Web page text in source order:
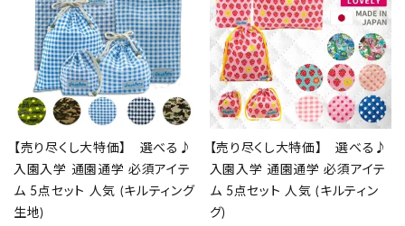
グループから探す
ご利用ガイド
プライバシーポリシー
特定商取引法について
お問い合わせ
【売り尽くし大特価】 選べる♪
入園入学 通園通学 必須アイテ
ム 5点セット 人気 (キルティング
生地)
【売り尽くし大特価】 選べる♪
入園入学 通園通学 必須アイテ
ム 5点セット 人気 (キルティン
グ)